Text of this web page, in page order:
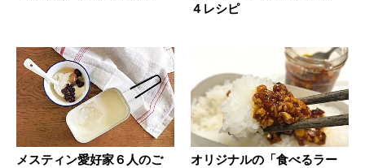
４レシピ
メスティン愛好家６人のご
オリジナルの「食べるラー